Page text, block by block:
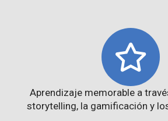
Aprendizaje memorable a
storytelling, la gamificación y